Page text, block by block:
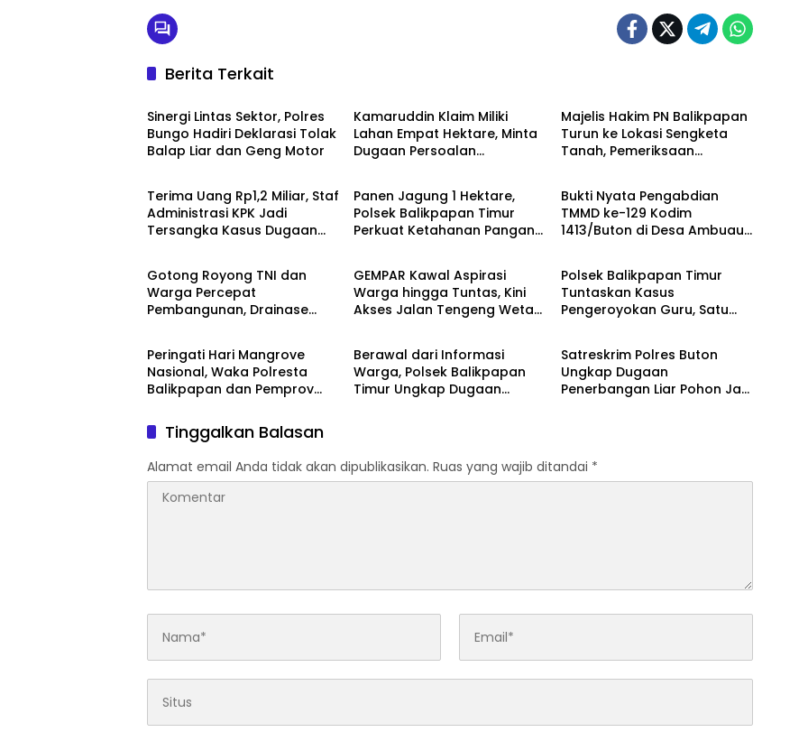
Berita Terkait
Berita
Sinergi Lintas Sektor, Polres
Bungo Hadiri Deklarasi Tolak
Balap Liar dan Geng Motor
Kamaruddin Klaim Miliki
Lahan Empat Hektare, Minta
Dugaan Persoalan
Majelis Hakim PN Balikpapan
Turun ke Lokasi Sengketa
Tanah, Pemeriksaan
Berita
Terima Uang Rp1,2 Miliar, Staf
Administrasi KPK Jadi
Tersangka Kasus Dugaan
Berita
Panen Jagung 1 Hektare,
Polsek Balikpapan Timur
Perkuat Ketahanan Pangan
Berita
Bukti Nyata Pengabdian
TMMD ke-129 Kodim
1413/Buton di Desa Ambuau
Berita
Gotong Royong TNI dan
Warga Percepat
Pembangunan, Drainase
Berita
GEMPAR Kawal Aspirasi
Warga hingga Tuntas, Kini
Akses Jalan Tengeng Wetan
Berita
Polsek Balikpapan Timur
Tuntaskan Kasus
Pengeroyokan Guru, Satu
Hukum Wajib Lapor
Berita
Peringati Hari Mangrove
Nasional, Waka Polresta
Balikpapan dan Pemprov
Mangrove di Pantai Lamaru
Berita
Berawal dari Informasi
Warga, Polsek Balikpapan
Timur Ungkap Dugaan
Berita
Satreskrim Polres Buton
Ungkap Dugaan
Penerbangan Liar Pohon Jati
Tinggalkan Balasan
Alamat email Anda tidak akan dipublikasikan. Ruas yang wajib ditandai *